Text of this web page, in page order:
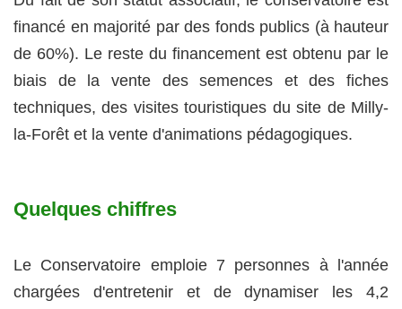
financé en majorité par des fonds publics (à hauteur
de 60%). Le reste du financement est obtenu par le
biais de la vente des semences et des fiches
techniques, des visites touristiques du site de Milly-
la-Forêt et la vente d'animations pédagogiques.
Quelques chiffres
Le Conservatoire emploie 7 personnes à l'année
chargées d'entretenir et de dynamiser les 4,2